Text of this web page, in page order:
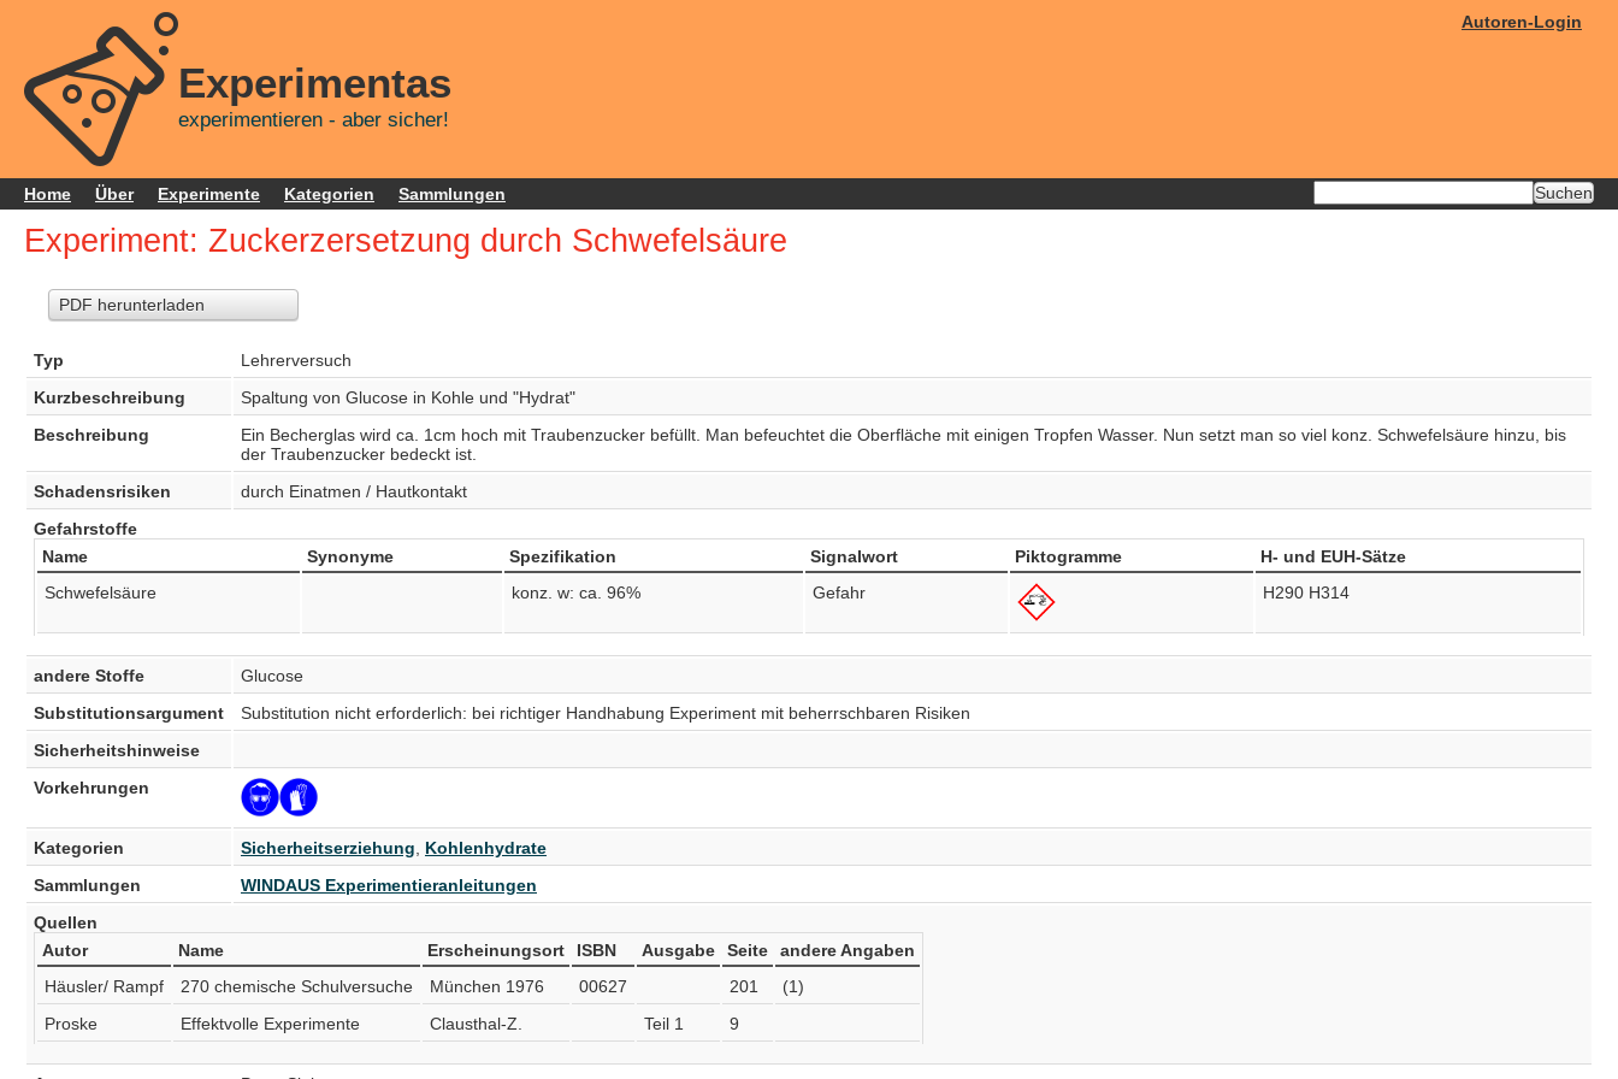
Autoren-Login
Experimentas
experimentieren - aber sicher!
Home Über Experimente Kategorien Sammlungen
Experiment: Zuckerzersetzung durch Schwefelsäure
PDF herunterladen
Typ
Lehrerversuch
Kurzbeschreibung
Spaltung von Glucose in Kohle und "Hydrat"
Beschreibung
Ein Becherglas wird ca. 1cm hoch mit Traubenzucker befüllt. Man befeuchtet die Oberfläche mit einigen Tropfen Wasser. Nun setzt man so viel konz. Schwefelsäure hinzu, bis
der Traubenzucker bedeckt ist.
Schadensrisiken
durch Einatmen / Hautkontakt
Gefahrstoffe
Name
Synonyme Spezifikation Signalwort Piktogramme
H- und EUH-Sätze
Schwefelsäure
konz. w: ca. 96% Gefahr H290 H314
andere Stoffe
Glucose
Substitutionsargument
Substitution nicht erforderlich: bei richtiger Handhabung Experiment mit beherrschbaren Risiken
Sicherheitshinweise
Vorkehrungen
Kategorien Sicherheitserziehung
Kohlenhydrate
Sammlungen
WINDAUS Experimentieranleitungen
Quellen
Autor
Name Erscheinungsort ISBN Ausgabe Seite
andere Angaben
Häusler/ Rampf
270 chemische Schulversuche München 1976 00627 201
(1)
Proske
Effektvolle Experimente Clausthal-Z. Teil 1 9